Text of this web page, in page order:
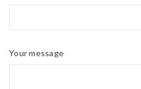
Your message